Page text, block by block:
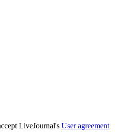
LiveJournal's User agreement